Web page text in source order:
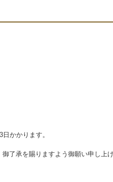
かかります。
了承を賜りますよう御願い申し上げ